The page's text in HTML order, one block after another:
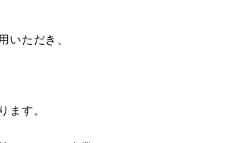
ただき、
す。